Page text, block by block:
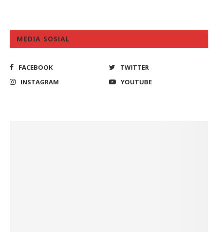
MEDIA SOSIAL
FACEBOOK
TWITTER
INSTAGRAM
YOUTUBE